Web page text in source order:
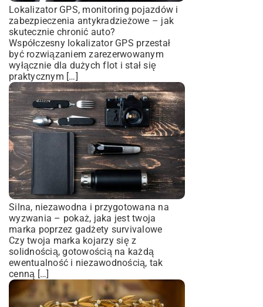
Lokalizator GPS, monitoring pojazdów i
zabezpieczenia antykradzieżowe – jak
skutecznie chronić auto?
Współczesny lokalizator GPS przestał
być rozwiązaniem zarezerwowanym
wyłącznie dla dużych flot i stał się
praktycznym […]
Silna, niezawodna i przygotowana na
wyzwania – pokaż, jaka jest twoja
marka poprzez gadżety survivalowe
Czy twoja marka kojarzy się z
solidnością, gotowością na każdą
ewentualność i niezawodnością, tak
cenną […]